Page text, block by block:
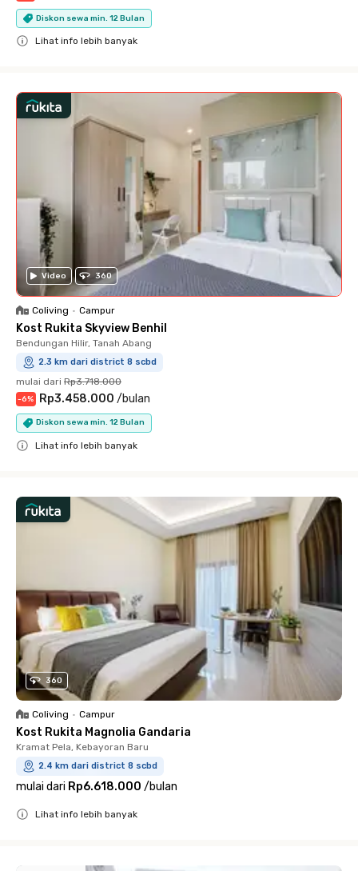
Diskon sewa min. 12 Bulan
Lihat info lebih banyak
Video 360
Coliving • Campur
Kost Rukita Skyview Benhil
Bendungan Hilir, Tanah Abang
2.3 km dari district 8 scbd
mulai dari Rp3.718.000
-6% Rp3.458.000 /bulan
Diskon sewa min. 12 Bulan
Lihat info lebih banyak
360
Coliving • Campur
Kost Rukita Magnolia Gandaria
Kramat Pela, Kebayoran Baru
2.4 km dari district 8 scbd
mulai dari Rp6.618.000 /bulan
Lihat info lebih banyak